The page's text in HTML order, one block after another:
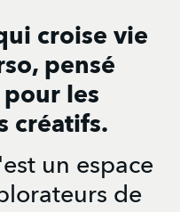
croise vie
pensé
les
créatifs.
un espace
de